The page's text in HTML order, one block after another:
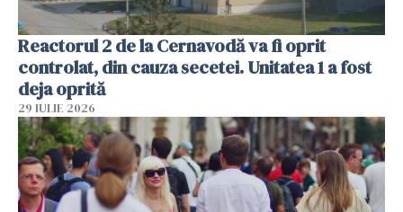
Reactorul 2 de la Cernavodă va fi oprit
controlat, din cauza secetei. Unitatea 1 a fost
deja oprită
29 IULIE 2026